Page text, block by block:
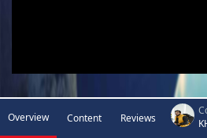
Overview Content Reviews